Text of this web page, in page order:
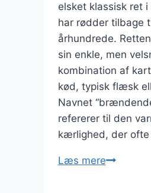
elsket klassisk ret
har rødder tilbage
århundrede.
sin enkle, men
kombination af
kød, typisk flæsk
Navnet
refererer til den
kærlighed, der
Læs mere